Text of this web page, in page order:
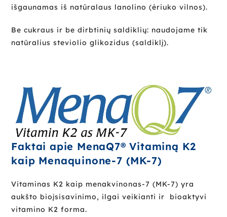
išgaunamas iš natūralaus lanolino (ėriuko vilnos).
Be cukraus ir be dirbtinių saldiklių: naudojame tik
natūralius steviolio glikozidus (saldiklį).
Faktai apie MenaQ7® Vitaminą K2
kaip Menaquinone-7 (MK-7)
Vitaminas K2 kaip menakvinonas-7 (MK-7) yra
aukšto bioįsisavinimo, ilgai veikianti ir bioaktyvi
vitamino K2 forma.